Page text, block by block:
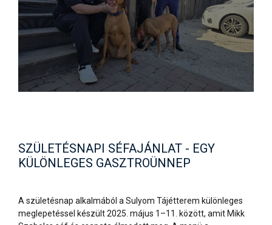
SZÜLETÉSNAPI SÉFAJÁNLAT - EGY
KÜLÖNLEGES GASZTROÜNNEP
A születésnap alkalmából a Sulyom Tájétterem különleges
meglepetéssel készült 2025. május 1–11. között, amit Mikk